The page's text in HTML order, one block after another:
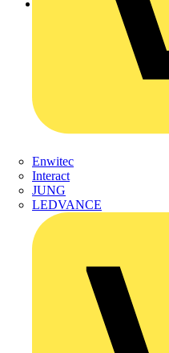
Enwitec
Interact
JUNG
LEDVANCE
Zurück zu Produkte